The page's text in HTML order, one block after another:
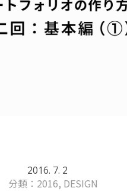
2016. 7. 2
分類： 2016, DESIGN